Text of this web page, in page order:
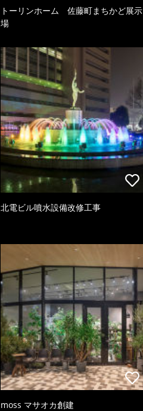
トーリンホーム 佐藤町まちかど展示
場
北電ビル噴水設備改修工事
moss マサオカ創建